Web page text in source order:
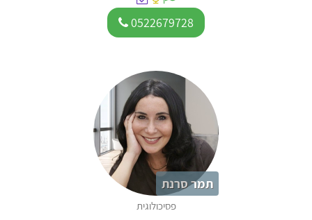
0522679728
תמר סרנת
פסיכולוגית